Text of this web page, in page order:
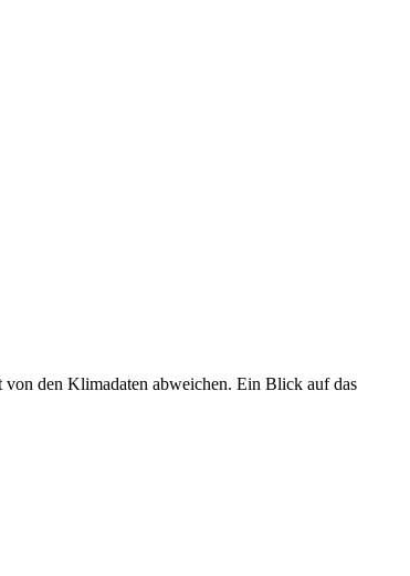
von den Klimadaten abweichen. Ein Blick auf das